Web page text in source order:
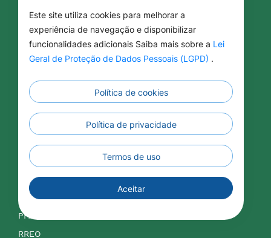
Contabilidade
APLIC
Legislação Tributária
LOA
IPTU
ISSQN
Orçamentos
PPA
RREO
Este site utiliza cookies para melhorar a
experiência de navegação e disponibilizar
funcionalidades adicionais Saiba mais sobre a Lei
Geral de Proteção de Dados Pessoais (LGPD) .
Política de cookies
Política de privacidade
Termos de uso
Aceitar